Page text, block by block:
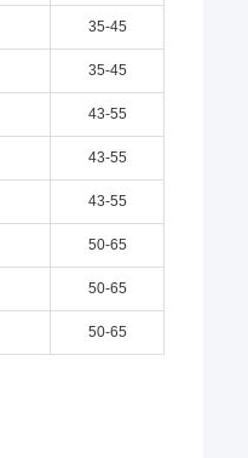
35-45
35-45
43-55
43-55
43-55
50-65
50-65
50-65